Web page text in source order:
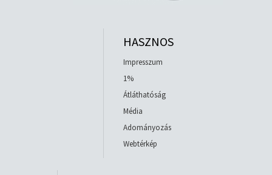
HASZNOS
Impresszum
1%
Átláthatóság
Média
Adományozás
Webtérkép